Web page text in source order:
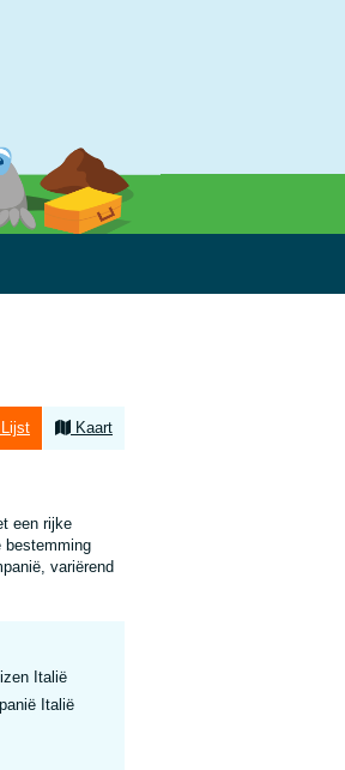
Lijst Kaart
een rijke
bestemming
variërend
Italië
Italië